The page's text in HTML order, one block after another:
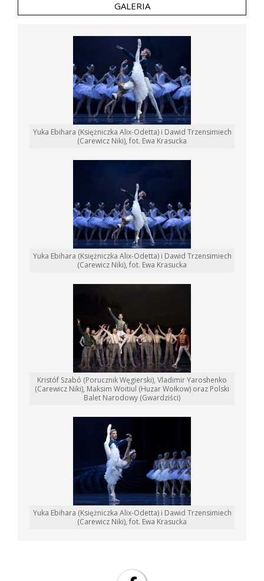
GALERIA
Yuka Ebihara (Księżniczka Alix-Odetta) i Dawid Trzensimiech
(Carewicz Niki), fot. Ewa Krasucka
Yuka Ebihara (Księżniczka Alix-Odetta) i Dawid Trzensimiech
(Carewicz Niki), fot. Ewa Krasucka
Kristóf Szabó (Porucznik Węgierski), Vladimir Yaroshenko
(Carewicz Niki), Maksim Woitiul (Huzar Wołkow) oraz Polski
Balet Narodowy (Gwardziści)
Yuka Ebihara (Księżniczka Alix-Odetta) i Dawid Trzensimiech
(Carewicz Niki), fot. Ewa Krasucka